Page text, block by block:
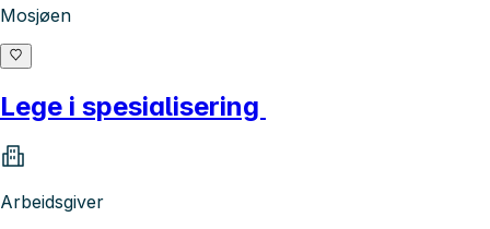
Mosjøen
Lege i spesialisering
Arbeidsgiver